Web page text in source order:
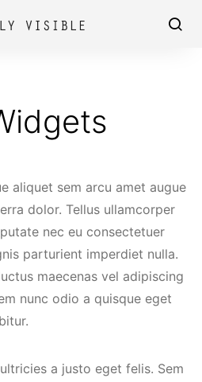
aliquet sem arcu amet augue
dolor. Tellus ullamcorper
nec eu consectetuer
parturient imperdiet nulla.
maecenas vel adipiscing
nunc odio a quisque eget
a justo eget felis. Sem